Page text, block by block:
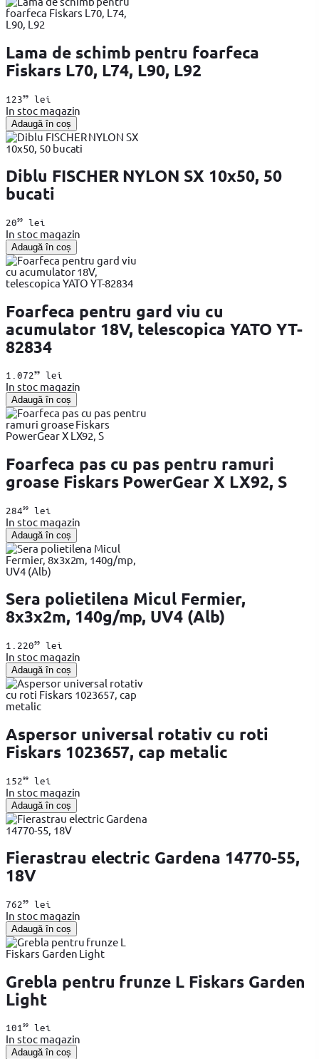
Lama de schimb pentru foarfeca
Fiskars L70, L74, L90, L92
12399lei
In stoc magazin
Adaugă în coș
Diblu FISCHER NYLON SX 10x50, 50
bucati
2099lei
In stoc magazin
Adaugă în coș
Foarfeca pentru gard viu cu
acumulator 18V, telescopica YATO YT-
82834
1.07299lei
In stoc magazin
Adaugă în coș
Foarfeca pas cu pas pentru ramuri
groase Fiskars PowerGear X LX92, S
28499lei
In stoc magazin
Adaugă în coș
Sera polietilena Micul Fermier,
8x3x2m, 140g/mp, UV4 (Alb)
1.22099lei
In stoc magazin
Adaugă în coș
Aspersor universal rotativ cu roti
Fiskars 1023657, cap metalic
15299lei
In stoc magazin
Adaugă în coș
Fierastrau electric Gardena 14770-55,
18V
76299lei
In stoc magazin
Adaugă în coș
Grebla pentru frunze L Fiskars Garden
Light
101 99lei
In stoc magazin
Adaugă în coș